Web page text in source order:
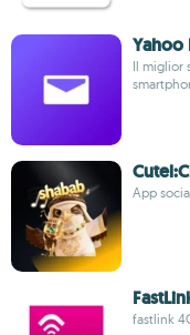
Yahoo
Il miglior
App
fastlink